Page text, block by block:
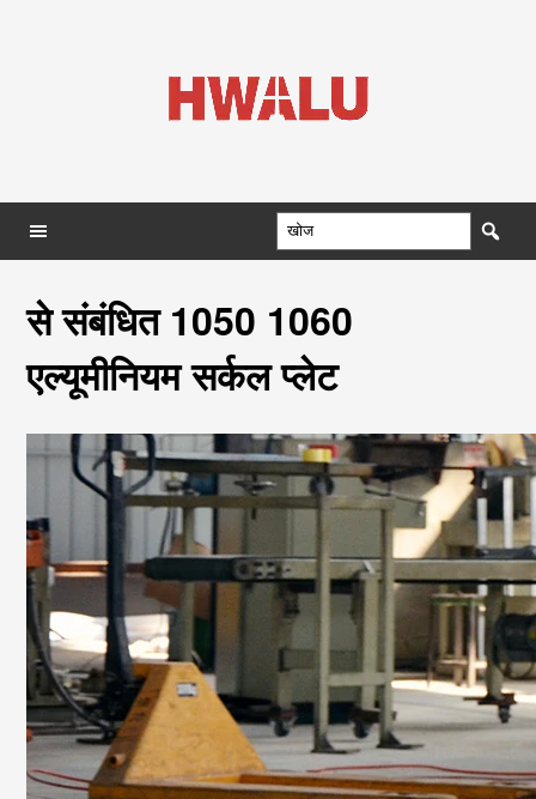
से संबंधित 1050 1060
एल्यूमीनियम सर्कल प्लेट